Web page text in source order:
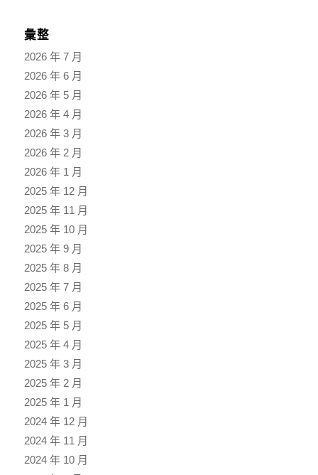
彙整
2026 年 7 月
2026 年 6 月
2026 年 5 月
2026 年 4 月
2026 年 3 月
2026 年 2 月
2026 年 1 月
2025 年 12 月
2025 年 11 月
2025 年 10 月
2025 年 9 月
2025 年 8 月
2025 年 7 月
2025 年 6 月
2025 年 5 月
2025 年 4 月
2025 年 3 月
2025 年 2 月
2025 年 1 月
2024 年 12 月
2024 年 11 月
2024 年 10 月